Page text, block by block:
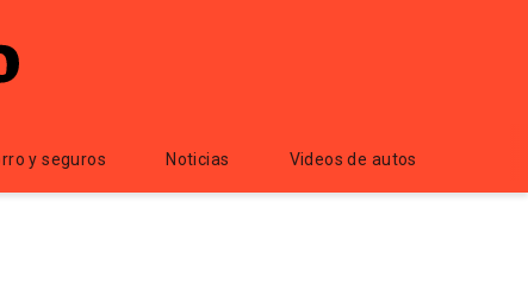
y seguros Noticias Videos de autos